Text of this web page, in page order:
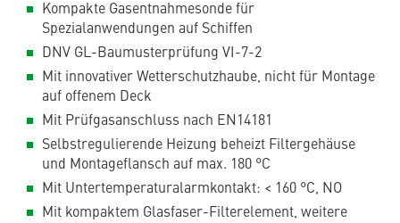
Kompakte Gasentnahmesonde für
Spezialanwendungen auf Schiffen
DNV GL-Baumusterprüfung VI-7-2
Mit innovativer Wetterschutzhaube, nicht für Montage
auf offenem Deck
Mit Prüfgasanschluss nach EN14181
Selbstregulierende Heizung beheizt Filtergehäuse
und Montageflansch auf max. 180 °C
Mit Untertemperaturalarmkontakt: < 160 °C, NO
Mit kompaktem Glasfaser-Filterelement, weitere